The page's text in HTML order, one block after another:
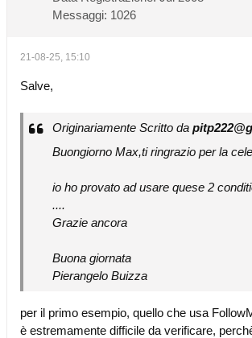
Messaggi: 1026
21-08-25, 15:10
Salve,
Originariamente Scritto da
Buongiorno Max,ti ringrazio per la
io ho provato ad usare quese 2
....
Grazie ancora
Buona giornata
Pierangelo Buizza
per il primo esempio, quello che usa
è estremamente difficile da verificare,